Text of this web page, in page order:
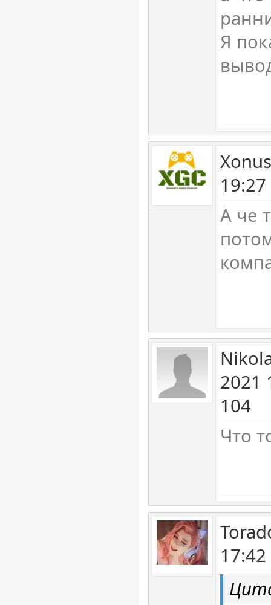
Я
А че
2021
104
Что